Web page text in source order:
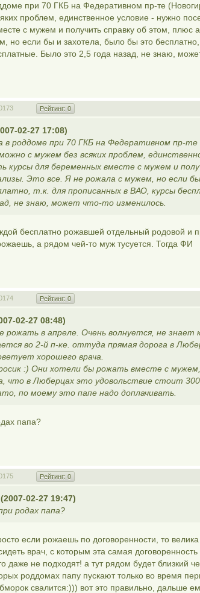
при 70 ГКБ на Федеративном пр-те
проблем, единственное условие - нужно
с мужем и получить справку об этом, плюс
но если бы и захотела, было бы это
Было это 2,5 года назад, не знаю,
Рейтинг: 0
02-27 17:08)
в роддоме при 70 ГКБ на Федеративном пр-
с мужем без всяких проблем,
курсы для беременных вместе с мужем и
Это все. Я не рожала с мужем, но если
т.к. для прописанных в ВАО, курсы
не знаю, может что-то изменилось.
бесплатно рожавшей отдельный родовой и
а рядом чей-то муж тусуется. Тогда ФИ
Рейтинг: 0
02-27 08:48)
рожать в апреле. Очень волнуется, не знает
во 2-й п-ке. оттуда прямая дорога в
хорошего врача.
:) Они хотели бы рожать вместе с
что в Люберцах это удовольствие стоит
по моему это папе надо доплачивать.
папа?
Рейтинг: 0
02-27 19:47)
родах папа?
если рожаешь по договоренности, то велика
врач, с которым эта самая договоренность
даже не подходят! а тут рядом будет близкий
роддомах папу пускают только во время
свалится:))) вот это правильно, дальше